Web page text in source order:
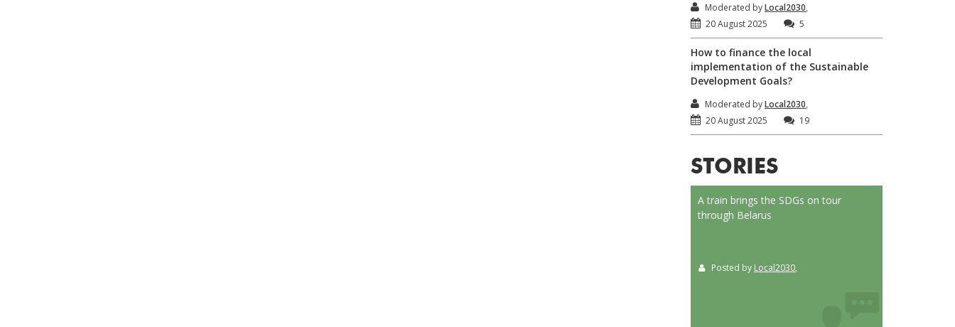
Moderated byLocal2030,
20 August 2025
5
How to finance the local
implementation of the Sustainable
Development Goals?
Moderated byLocal2030,
20 August 2025
19
STORIES
A train brings the SDGs on tour
through Belarus
Posted by Local2030,